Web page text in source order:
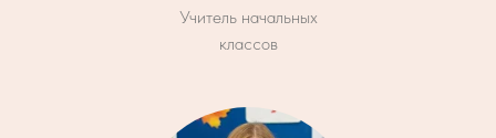
Учитель начальных
классов